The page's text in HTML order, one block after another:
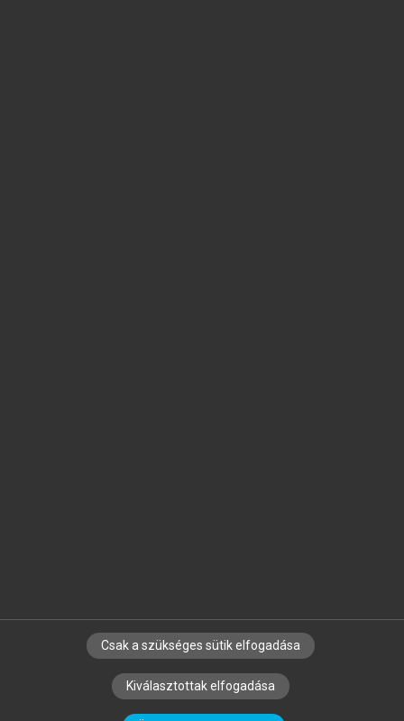
SZERZŐKNEK CÉGEKNEK KÖNYVTÁROSOKNAK
SZERKESZTÉSI ÉS LEKTORÁLÁSI ALAPELVEK
Csak a szükséges sütik elfogadása
Kiválasztottak elfogadása